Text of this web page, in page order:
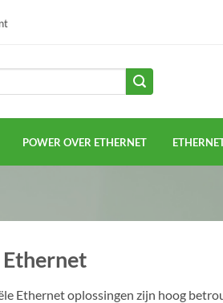
POWER OVER ETHERNET
Ethernet oplossingen zijn hoog